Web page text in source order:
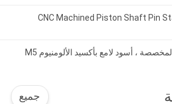
CNC Machined Piston Shaft Pin
قطع غيار الآلات المعدنية المخصصة ، أسود لامع بأكسيد الألومنيوم M5
جميع